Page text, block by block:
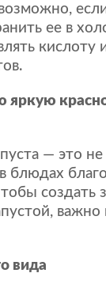
ее в
кислоту
яркую
— это
блюдах
вида